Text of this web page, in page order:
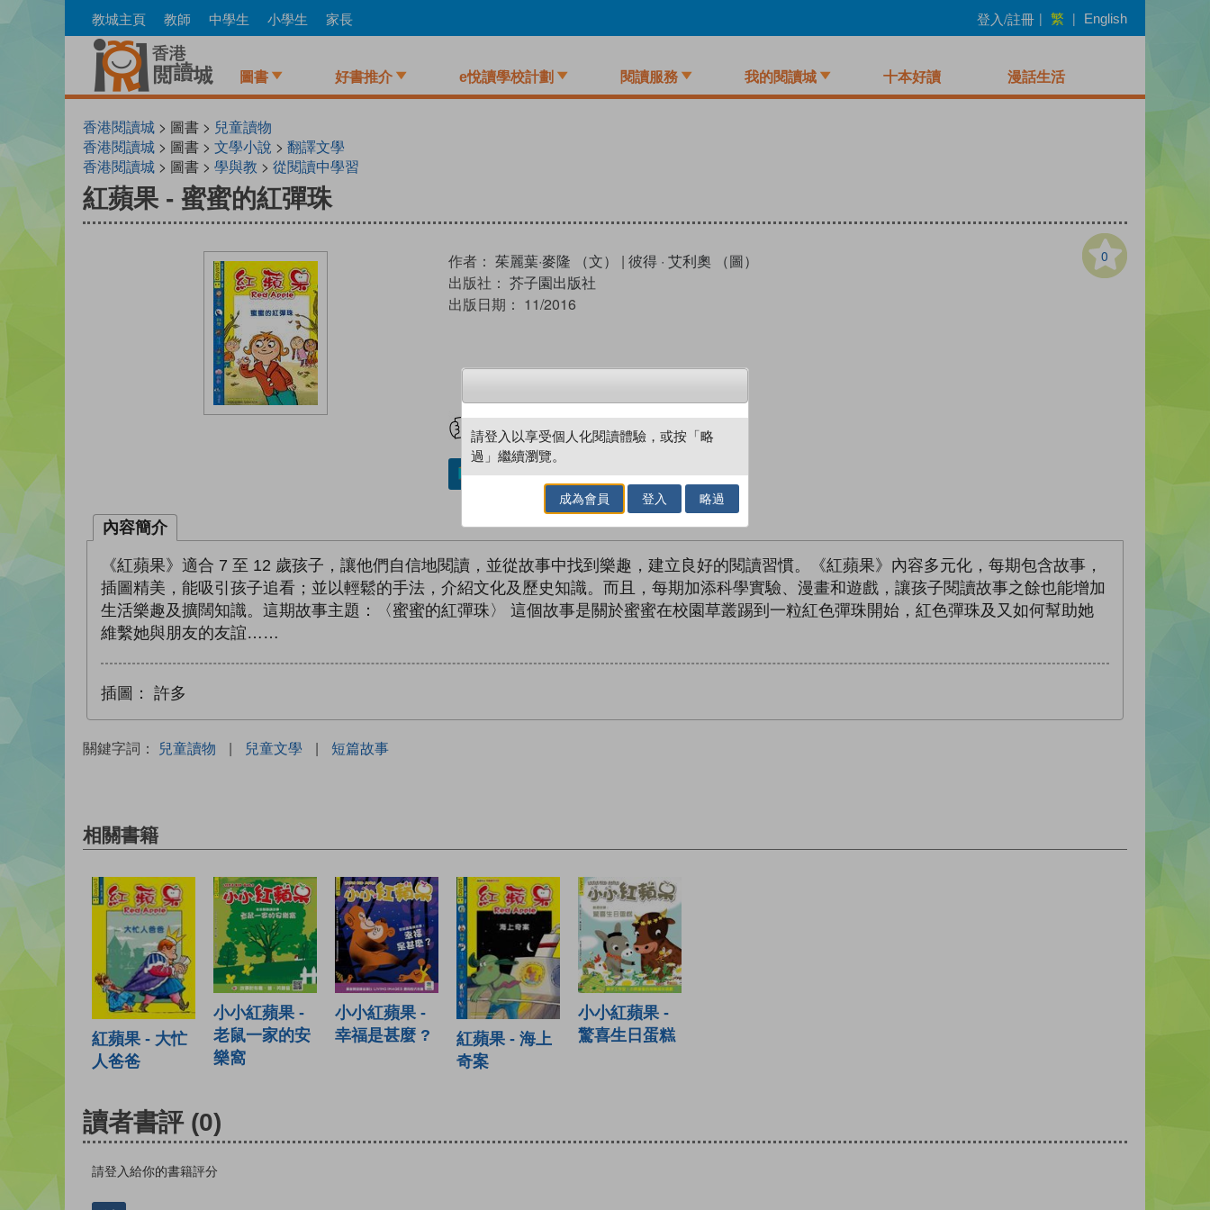
to
教城主頁 教師 中學生 小學生 家長 登入/註冊 | 繁 | English
圖書 好書推介 e悅讀學校計劃 閱讀服務 我的閱讀城 十本好讀 漫話生活
香港閱讀城 > 圖書 > 兒童讀物
香港閱讀城 > 圖書 > 文學小說 > 翻譯文學
香港閱讀城 > 圖書 > 學與教 > 從閱讀中學習
紅蘋果 - 蜜蜜的紅彈珠
0
作者： 茱麗葉·麥隆 （文） | 彼得 · 艾利奧 （圖）
出版社： 芥子園出版社
出版日期： 11/2016
試閲 加入閱讀紀錄
加入／閱讀電子書
內容簡介
《紅蘋果》適合 7 至 12 歲孩子，讓他們自信地閱讀，並從故事中找到樂趣，建立良好的閱讀習慣。《紅蘋果》內容多元化，每期包含故事，
插圖精美，能吸引孩子追看；並以輕鬆的手法，介紹文化及歷史知識。而且，每期加添科學實驗、漫畫和遊戲，讓孩子閱讀故事之餘也能增加
生活樂趣及擴闊知識。這期故事主題：〈蜜蜜的紅彈珠〉 這個故事是關於蜜蜜在校園草叢踢到一粒紅色彈珠開始，紅色彈珠及又如何幫助她
維繫她與朋友的友誼……
插圖： 許多
關鍵字詞： 兒童讀物 | 兒童文學 | 短篇故事
相關書籍
紅蘋果 - 大忙
人爸爸
小小紅蘋果 -
老鼠一家的安
樂窩
小小紅蘋果 -
幸福是甚麼 ?
紅蘋果 - 海上
奇案
小小紅蘋果 -
驚喜生日蛋糕
讀者書評 (0)
請登入給你的書籍評分
請登入以享受個人化閱讀體驗，或按「略
過」繼續瀏覽。
成為會員 登入 略過